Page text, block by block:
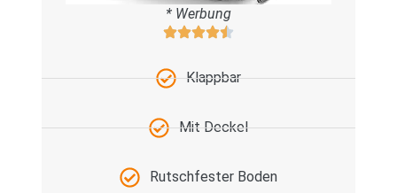
* Werbung
Klappbar
Mit Deckel
Rutschfester Boden